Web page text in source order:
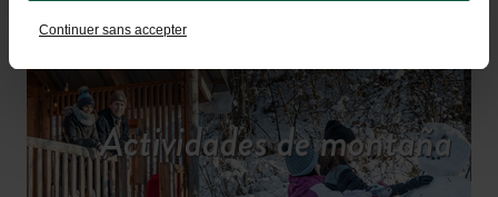
Continuer sans accepter
Actividades de montaña